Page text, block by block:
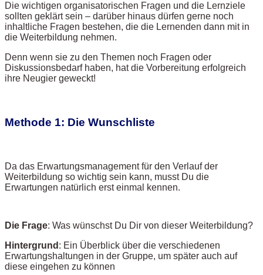
Die wichtigen organisatorischen Fragen und die Lernziele
sollten geklärt sein – darüber hinaus dürfen gerne noch
inhaltliche Fragen bestehen, die die Lernenden dann mit in
die Weiterbildung nehmen.
Denn wenn sie zu den Themen noch Fragen oder
Diskussionsbedarf haben, hat die Vorbereitung erfolgreich
ihre Neugier geweckt!
Methode 1: Die Wunschliste
Da das Erwartungsmanagement für den Verlauf der
Weiterbildung so wichtig sein kann, musst Du die
Erwartungen natürlich erst einmal kennen.
Die Frage: Was wünschst Du Dir von dieser Weiterbildung?
Hintergrund : Ein Überblick über die verschiedenen
Erwartungshaltungen in der Gruppe, um später auch auf
diese eingehen zu können